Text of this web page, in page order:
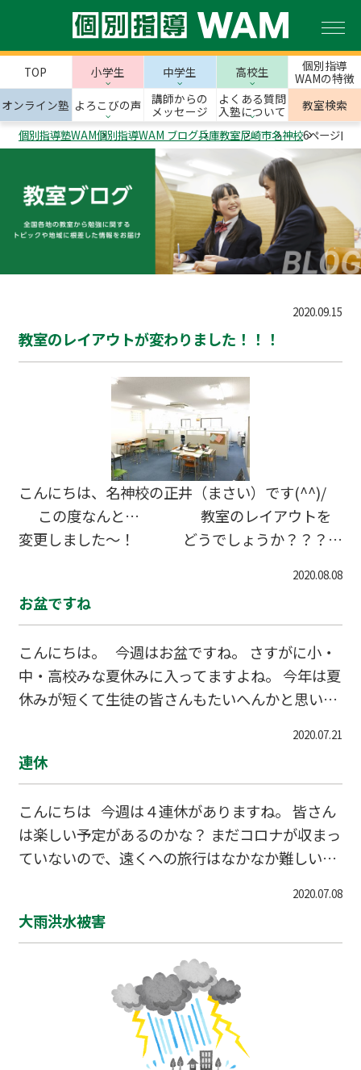
TOP 小学生 中学生 高校生
個別指導
WAMの特徴
オンライン塾 よろこびの声
講師からの
メッセージ
よくある質問
入塾について
教室検索
個別指導塾WAM個別指導WAM ブログ兵庫教室尼崎市名神校6ページ目
2020.09.15
教室のレイアウトが変わりました！！！
こんにちは、名神校の正井（まさい）です(^^)/
この度なんと… 教室のレイアウトを
変更しました～！ どうでしょうか？？？
（笑） 今回のレイアウト変更で 授業ブースの増
加はもちろんですが教室内が広くなった気が！！
2020.08.08
お盆ですね
こんにちは。 今週はお盆ですね。 さすがに小・
中・高校みな夏休みに入ってますよね。 今年は夏
休みが短くて生徒の皆さんもたいへんかと思いま
１学期の復習や２学期の予習にあててください
ね。 夏休みの宿題は例年よりは少ないのかな。
な夏休みとしてくださいね。
2020.07.21
連休
こんにちは 今週は４連休がありますね。 皆さん
は楽しい予定があるのかな？ まだコロナが収まっ
ていないので、遠くへの旅行はなかなか難しいけ
をすごしてくださいね。 Go toキャンペーンをう
まく使うご家庭もあるでしょうか。 Waｍに通っ
頑張って塾に来てくださいね。 もし塾をお休みし
て旅行などに行かれる方は、早めにWamに連絡
してくださいね。
2020.07.08
大雨洪水被害